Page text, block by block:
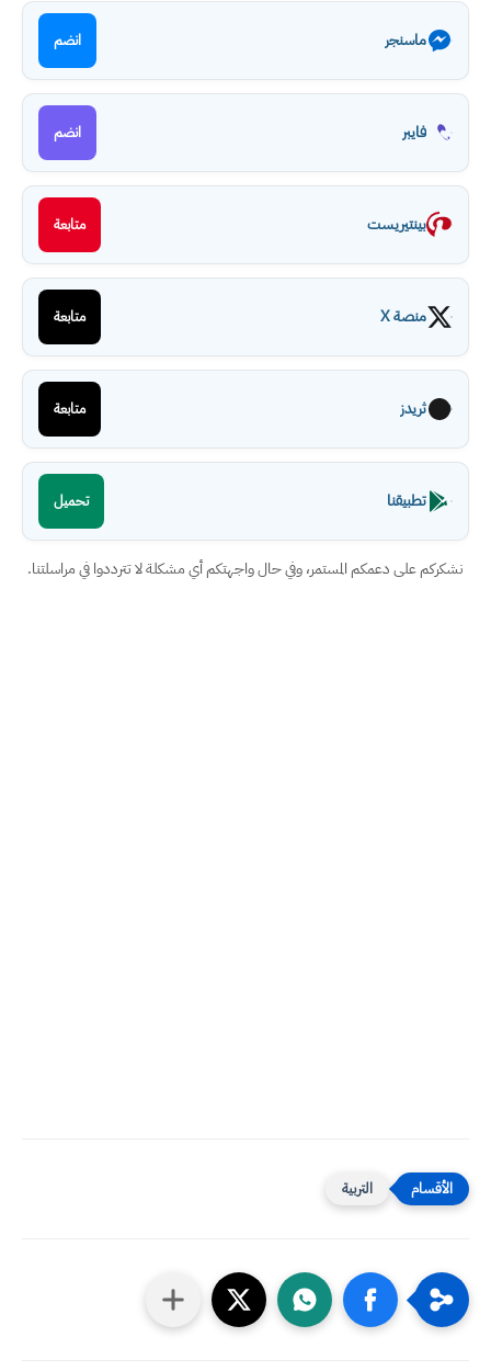
ماسنجر انضم
فايبر انضم
بينتيريست متابعة
منصة X متابعة
ثريدز متابعة
تطبيقنا تحميل
نشكركم على دعمكم المستمر، وفي حال واجهتكم أي مشكلة لا تترددوا في مراسلتنا.
التربية